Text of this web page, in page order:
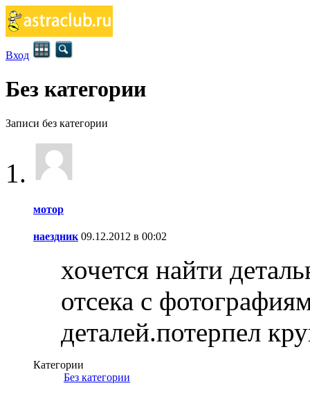
Вход
Без категории
Записи без категории
мотор
наездник09.12.2012 в 00:02
хочется найти
отсека с
деталей.потерпел
Категории
Без категории